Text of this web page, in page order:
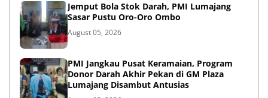
Jemput Bola Stok Darah, PMI Lumajang
Sasar Pustu Oro-Oro Ombo
August 05, 2026
PMI Jangkau Pusat Keramaian, Program
Donor Darah Akhir Pekan di GM Plaza
Lumajang Disambut Antusias